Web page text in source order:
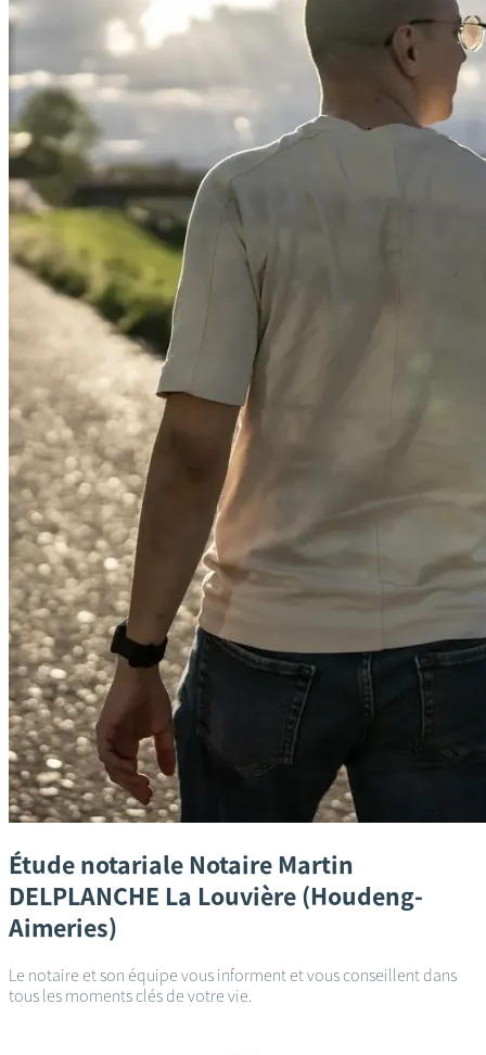
Étude notariale Notaire Martin
DELPLANCHE La Louvière (Houdeng-
Aimeries)
Le notaire et son équipe vous informent et vous conseillent dans
tous les moments clés de votre vie.